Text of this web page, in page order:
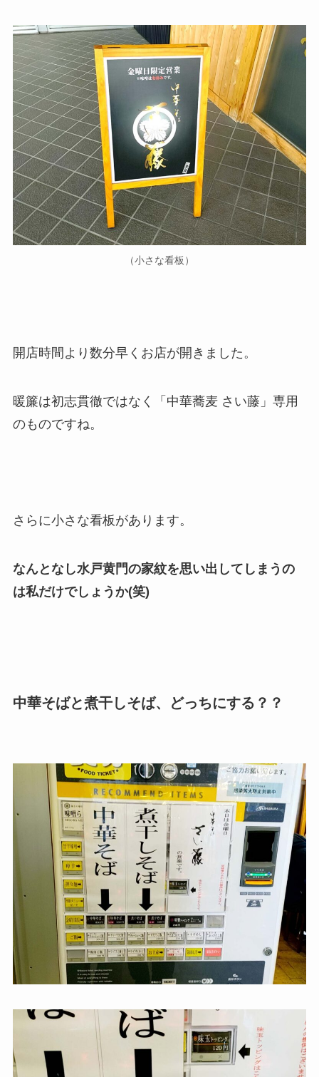
（小さな看板）
開店時間より数分早くお店が開きました。
暖簾は初志貫徹ではなく「中華蕎麦 さい藤」専用
のものですね。
さらに小さな看板があります。
なんとなし水戸黄門の家紋を思い出してしまうの
は私だけでしょうか(笑)
中華そばと煮干しそば、どっちにする？？